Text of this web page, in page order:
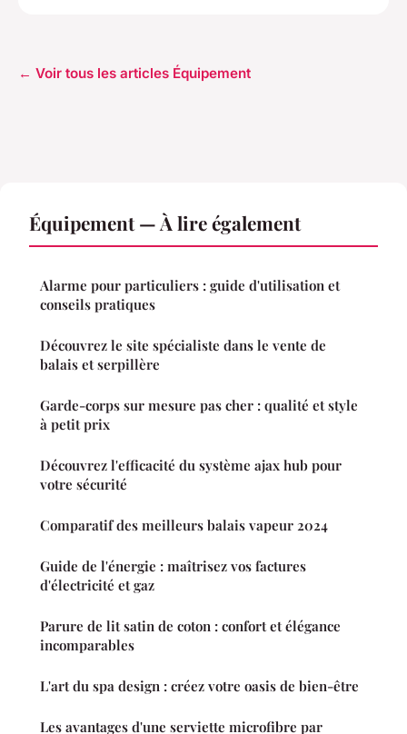
← Voir tous les articles Équipement
Équipement — À lire également
Alarme pour particuliers : guide d'utilisation et
conseils pratiques
Découvrez le site spécialiste dans le vente de
balais et serpillère
Garde-corps sur mesure pas cher : qualité et style
à petit prix
Découvrez l'efficacité du système ajax hub pour
votre sécurité
Comparatif des meilleurs balais vapeur 2024
Guide de l'énergie : maîtrisez vos factures
d'électricité et gaz
Parure de lit satin de coton : confort et élégance
incomparables
L'art du spa design : créez votre oasis de bien-être
Les avantages d'une serviette microfibre par